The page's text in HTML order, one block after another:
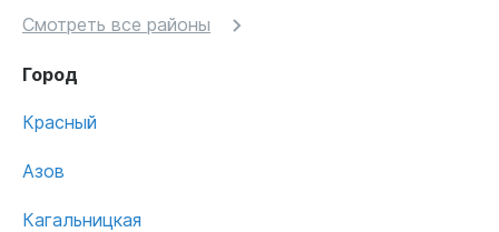
Смотреть все районы
Город
Красный
Азов
Кагальницкая